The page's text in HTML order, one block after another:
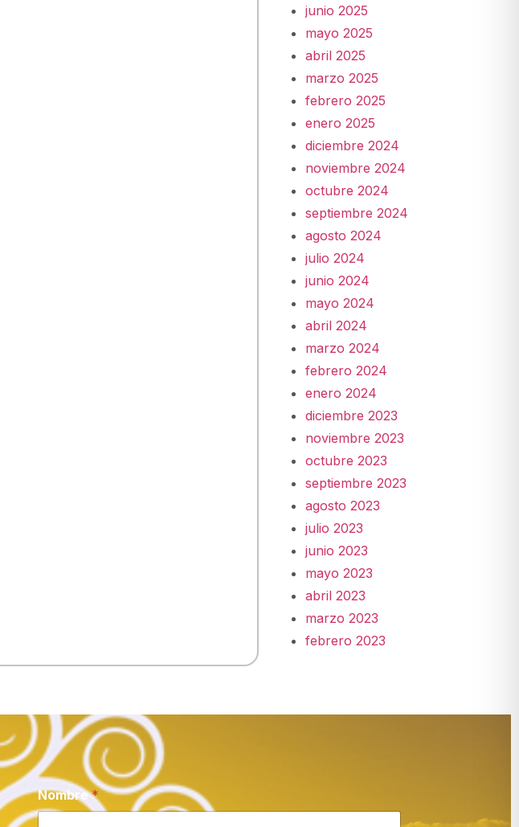
junio 2025
mayo 2025
abril 2025
marzo 2025
febrero 2025
enero 2025
diciembre 2024
noviembre 2024
octubre 2024
septiembre 2024
agosto 2024
julio 2024
junio 2024
mayo 2024
abril 2024
marzo 2024
febrero 2024
enero 2024
diciembre 2023
noviembre 2023
octubre 2023
septiembre 2023
agosto 2023
julio 2023
junio 2023
mayo 2023
abril 2023
marzo 2023
febrero 2023
Nombre*